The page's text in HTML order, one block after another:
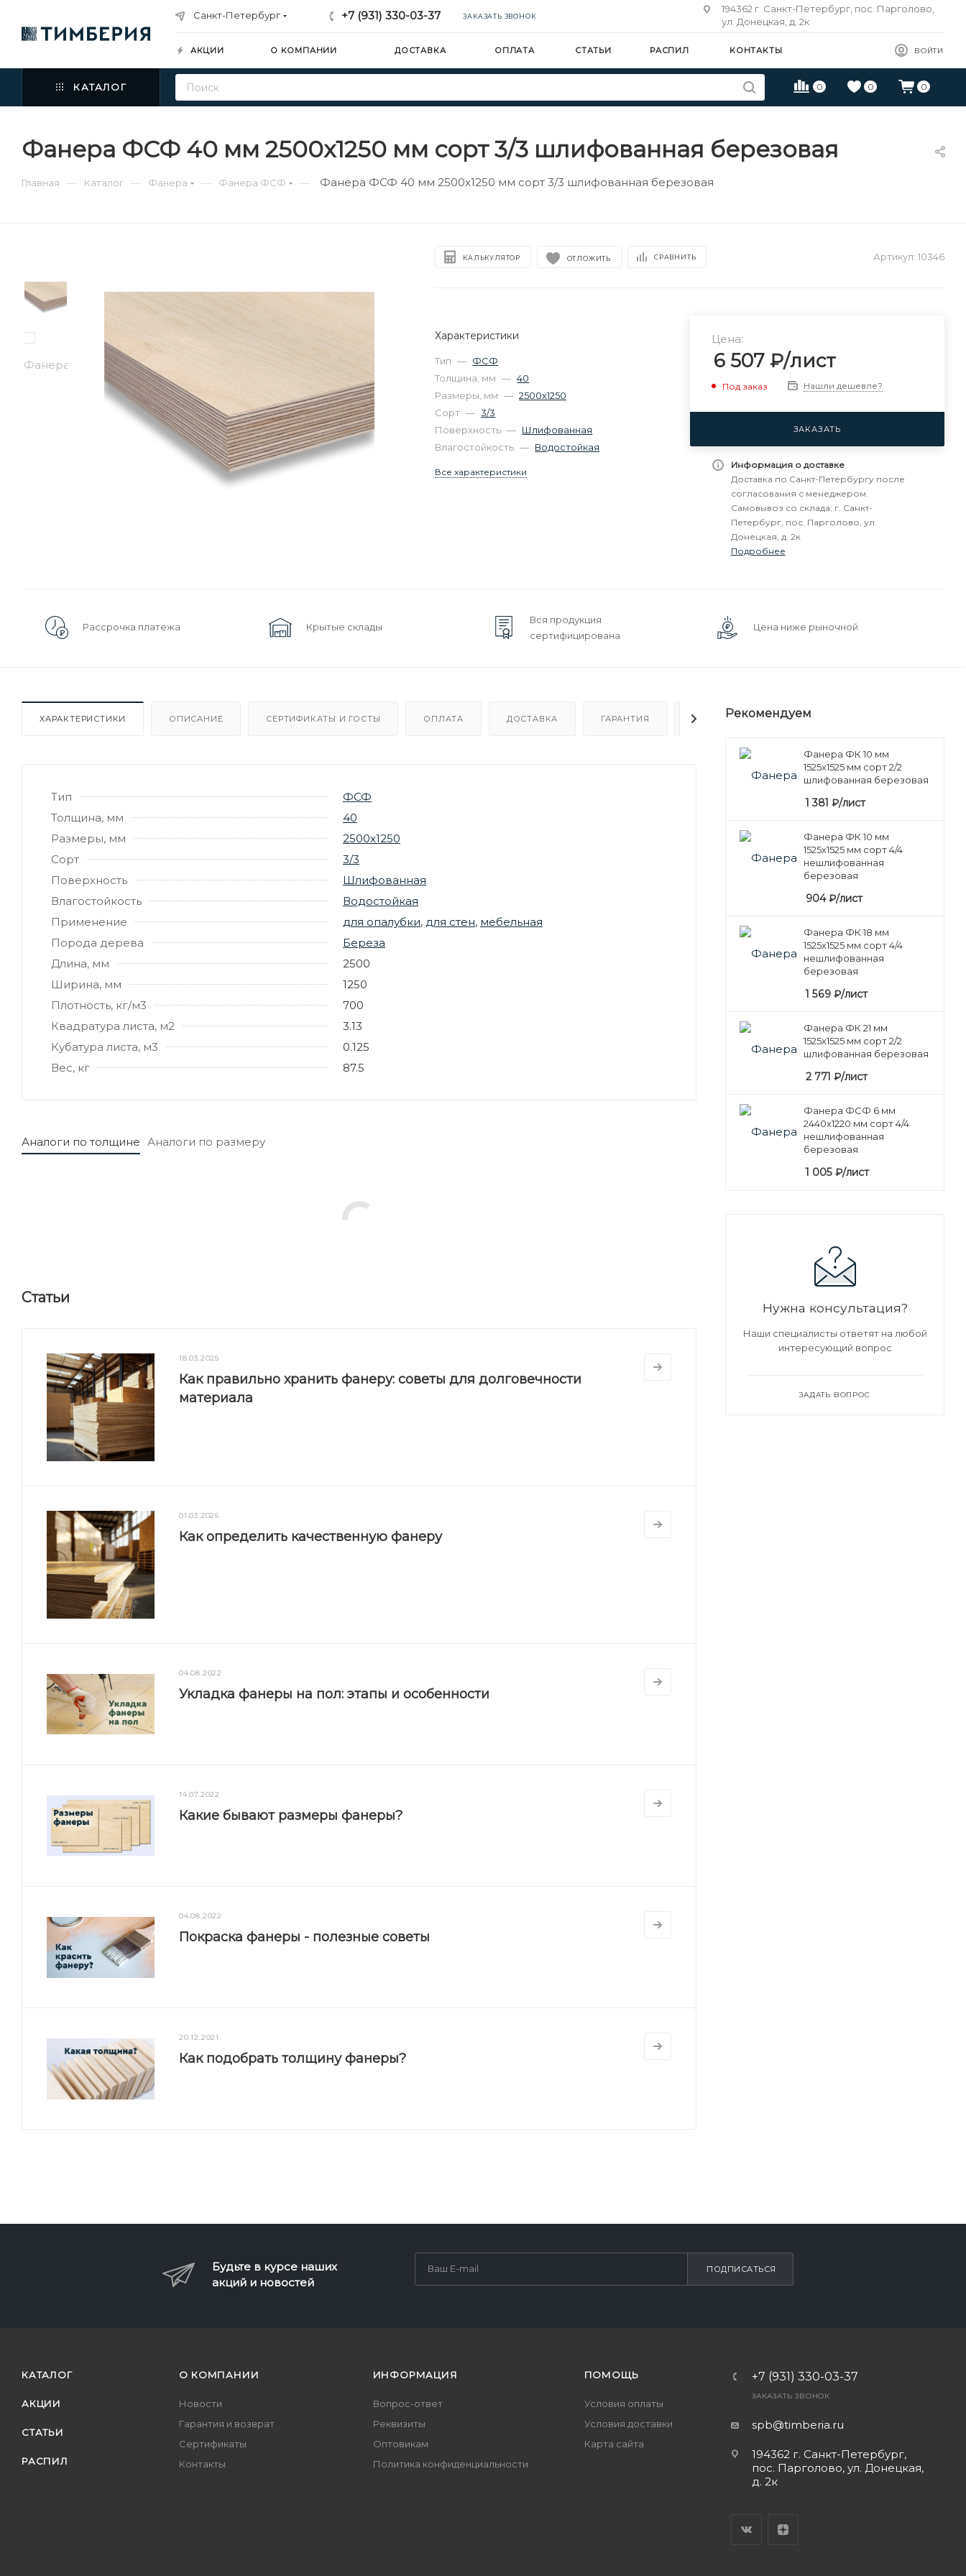
Санкт-Петербург +7 (931) 330-03-37 ЗАКАЗАТЬ ЗВОНОК
194362 г. Санкт-Петербург, пос. Парголово,
ул. Донецкая, д. 2к
ВОЙТИ
АКЦИИ О КОМПАНИИ ДОСТАВКА ОПЛАТА СТАТЬИ РАСПИЛ КОНТАКТЫ
0 0 0
КАТАЛОГ
Фанера ФСФ 40 мм 2500х1250 мм сорт 3/3 шлифованная березовая
Главная — Каталог — Фанера — Фанера ФСФ — Фанера ФСФ 40 мм 2500х1250 мм сорт 3/3 шлифованная березовая
КАЛЬКУЛЯТОР ОТЛОЖИТЬ СРАВНИТЬ Артикул: 10346
Характеристики
Тип — ФСФ
Толщина, мм — 40
Размеры, мм — 2500х1250
Сорт — 3/3
Поверхность — Шлифованная
Влагостойкость — Водостойкая
Все характеристики
Цена:
6 507₽/лист
Под заказ Нашли дешевле?
ЗАКАЗАТЬ
Информация о доставке
Доставка по Санкт-Петербургу после
согласования с менеджером.
Самовывоз со склада: г. Санкт-
Петербург, пос. Парголово, ул.
Донецкая, д. 2к
Подробнее
Рассрочка платежа Крытые склады
Вся продукция
сертифицирована
Цена ниже рыночной
ХАРАКТЕРИСТИКИ ОПИСАНИЕ СЕРТИФИКАТЫ И ГОСТЫ ОПЛАТА ДОСТАВКА ГАРАНТИЯ ОТЗЫВЫ
Тип
ФСФ
Толщина, мм
40
Размеры, мм
2500х1250
Сорт
3/3
Поверхность
Шлифованная
Влагостойкость
Водостойкая
Применение
для опалубки, для стен, мебельная
Порода дерева
Береза
Длина, мм
2500
Ширина, мм
1250
Плотность, кг/м3
700
Квадратура листа, м2
3.13
Кубатура листа, м3
0.125
Вес, кг
87.5
Аналоги по толщине Аналоги по размеру
Статьи
18.03.2025
Как правильно хранить фанеру: советы для долговечности
материала
01.03.2025
Как определить качественную фанеру
04.08.2022
Укладка фанеры на пол: этапы и особенности
14.07.2022
Какие бывают размеры фанеры?
04.08.2022
Покраска фанеры - полезные советы
20.12.2021
Как подобрать толщину фанеры?
Рекомендуем
Фанера ФК 10 мм
1525х1525 мм сорт 2/2
шлифованная березовая
1 381 ₽/лист
Фанера ФК 10 мм
1525х1525 мм сорт 4/4
нешлифованная
березовая
904₽/лист
Фанера ФК 18 мм
1525х1525 мм сорт 4/4
нешлифованная
березовая
1 569 ₽/лист
Фанера ФК 21 мм
1525х1525 мм сорт 2/2
шлифованная березовая
2 771 ₽/лист
Фанера ФСФ 6 мм
2440х1220 мм сорт 4/4
нешлифованная
березовая
1 005 ₽/лист
Нужна консультация?
Наши специалисты ответят на любой
интересующий вопрос
ЗАДАТЬ ВОПРОС
Будьте в курсе наших
акций и новостей
ПОДПИСАТЬСЯ
КАТАЛОГ
АКЦИИ
СТАТЬИ
РАСПИЛ
О КОМПАНИИ
Новости
Гарантия и возврат
Сертификаты
Контакты
ИНФОРМАЦИЯ
Вопрос-ответ
Реквизиты
Оптовикам
Политика конфиденциальности
ПОМОЩЬ
Условия оплаты
Условия доставки
Карта сайта
+7 (931) 330-03-37
ЗАКАЗАТЬ ЗВОНОК
spb@timberia.ru
194362 г. Санкт-Петербург,
пос. Парголово, ул. Донецкая,
д. 2к